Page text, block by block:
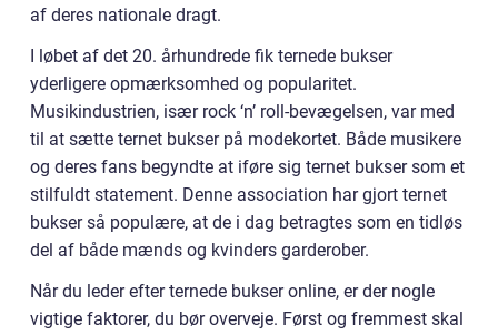
af deres nationale dragt.
I løbet af det 20. århundrede fik ternede bukser
yderligere opmærksomhed og popularitet.
Musikindustrien, især rock ‘n’ roll-bevægelsen, var med
til at sætte ternet bukser på modekortet. Både musikere
og deres fans begyndte at iføre sig ternet bukser som et
stilfuldt statement. Denne association har gjort ternet
bukser så populære, at de i dag betragtes som en tidløs
del af både mænds og kvinders garderober.
Når du leder efter ternede bukser online, er der nogle
vigtige faktorer, du bør overveje. Først og fremmest skal